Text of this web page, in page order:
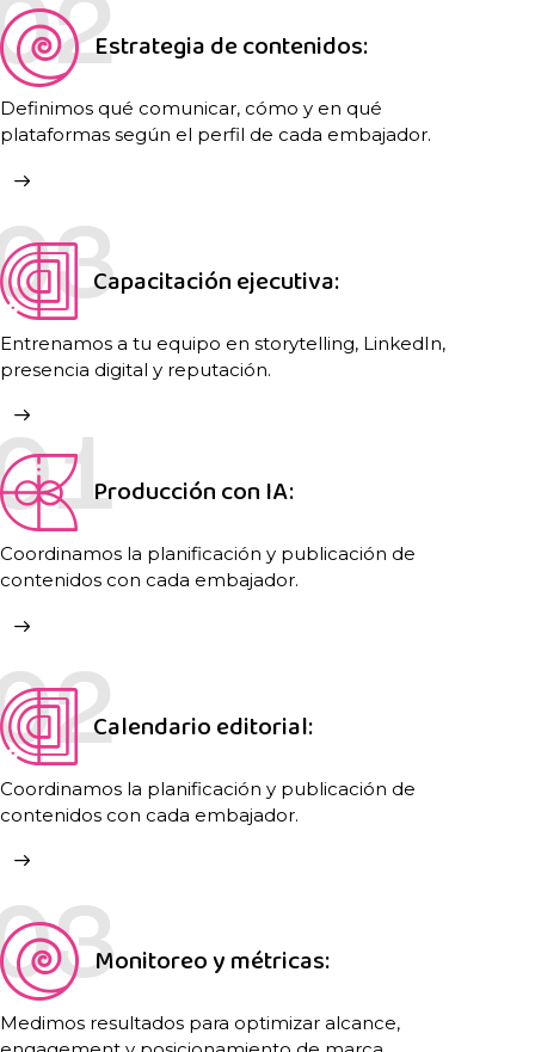
Definimos qué comunicar, cómo y en qué
Entrenamos a tu equipo en storytelling, LinkedIn,
Coordinamos la planificación y publicación de
Coordinamos la planificación y publicación de